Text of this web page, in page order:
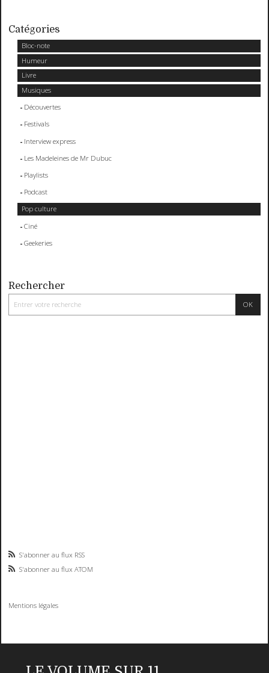
Catégories
Bloc-note
Humeur
Livre
Musiques
Découvertes
Festivals
Interview express
Les Madeleines de Mr Dubuc
Playlists
Podcast
Pop culture
Ciné
Geekeries
Rechercher
S'abonner au flux RSS
S'abonner au flux ATOM
Mentions légales